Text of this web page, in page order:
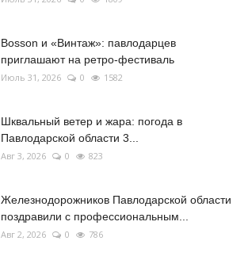
Bosson и «Винтаж»: павлодарцев
приглашают на ретро-фестиваль
Июль 31, 2026 0 1582
Шквальный ветер и жара: погода в
Павлодарской области 3...
Авг 3, 2026 0 823
Железнодорожников Павлодарской области
поздравили с профессиональным...
Авг 2, 2026 0 786